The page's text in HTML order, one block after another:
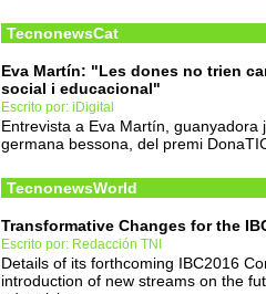
TecnonewsCat
Eva Martín: "Les dones no trien
social i educacional"
Escrito por: iDigital
Entrevista a Eva Martín,
germana bessona, del premi
TecnonewsWorld
Transformative Changes for the
Escrito por: Redacción TNI
Details of its forthcoming IBC2016
introduction of new streams on the